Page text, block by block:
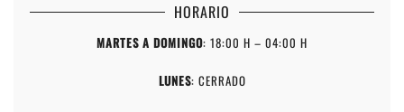
HORARIO
MARTES A DOMINGO: 18:00 H – 04:00 H
LUNES: CERRADO